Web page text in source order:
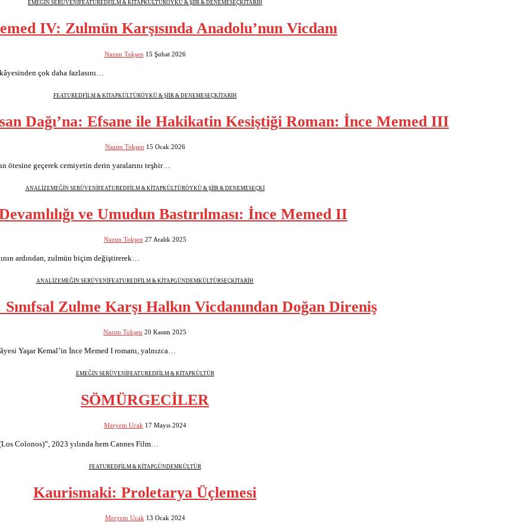
EMEĞİN SERÜVENİFEATUREDFİLM & KİTAPKÜLTÜRÖYKÜ & ŞİİR & DENEMESEÇKİTARİH
IV: Zulmün Karşısında Anadolu’nun Vicdanı
Nazım Tokşen 15 Şubat 2026
çok daha fazlasını…
FEATUREDFİLM & KİTAPKÜLTÜRÖYKÜ & ŞİİR & DENEMESEÇKİTARİH
Dağı’na: Efsane ile Hakikatin Kesiştiği Roman: İnce Memed III
Nazım Tokşen 15 Ocak 2026
ötesine geçerek cemiyetin derin yaralarını teşhir…
ANALİZEMEĞİN SERÜVENİFEATUREDFİLM & KİTAPKÜLTÜRÖYKÜ & ŞİİR & DENEMESEÇKİ
ve Umudun Bastırılması: İnce Memed II
Nazım Tokşen 27 Aralık 2025
ardından, zulmün biçim değiştirerek…
ANALİZEMEĞİN SERÜVENİFEATUREDFİLM & KİTAPGÜNDEMKÜLTÜRSEÇKİTARİH
Zulme Karşı Halkın Vicdanından Doğan Direniş
Nazım Tokşen 20 Kasım 2025
Yaşar Kemal’in İnce Memed I romanı, yalnızca…
EMEĞİN SERÜVENİFEATUREDFİLM & KİTAPKÜLTÜR
SÖMÜRGECİLER
Meryem Ucak 17 Mayıs 2024
Colonos)”, 2023 yılında hem Cannes Film…
FEATUREDFİLM & KİTAPGÜNDEMKÜLTÜR
Kaurismaki: Proletarya Üçlemesi
Meryem Ucak 13 Ocak 2024